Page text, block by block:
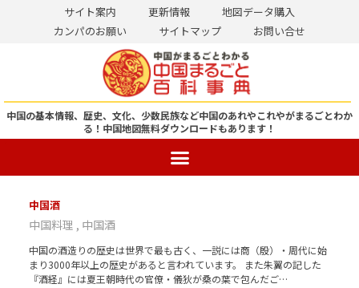
ン
ツ
ス
サイト案内 更新情報
地図データ購入
カンパのお願い
サイトマップ お問い合せ
中国の基本情報、歴史、文化、少数民族など中国のあれやこれやがまるごとわか
る！ 中国地図無料ダウンロードもあります！
中国酒
中国料理 中国酒
中国の酒造りの歴史は世界で最も古く、一説には商（殷）・周代に始
まり3000年以上の歴史があると言われています。 また朱翼の記した
『酒経』には夏王朝時代の官僚・儀狄が桑の葉で包んだご…